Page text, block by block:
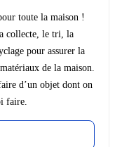
toute la maison !
collecte, le tri, la
pour assurer la
de la maison.
d’un objet dont on
faire.